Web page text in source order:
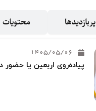
پربازدیدها
1405/05/06
پیاده‌روی اربعین یا حضور